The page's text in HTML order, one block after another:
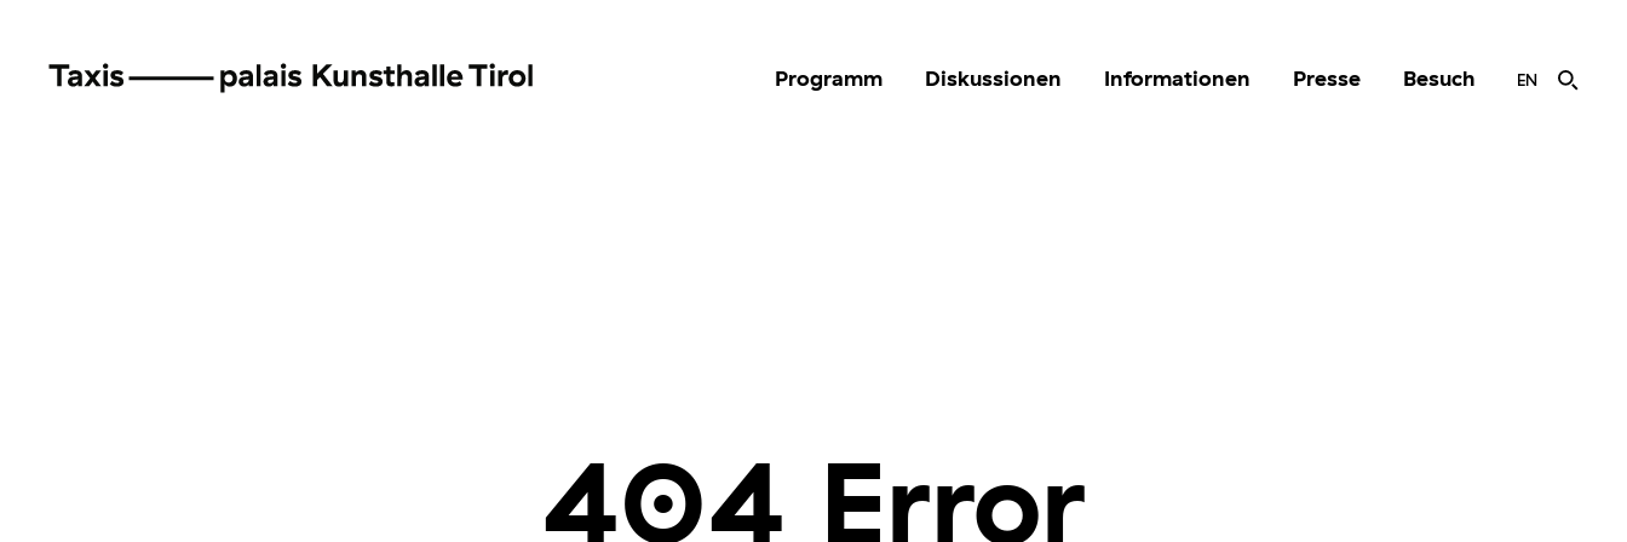
Programm Diskussionen Informationen Presse Besuch EN
404 Error